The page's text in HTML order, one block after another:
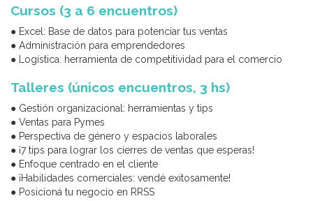
Cursos (3 a 6 encuentros)
● Excel: Base de datos para potenciar tus ventas
● Administración para emprendedores
● Logística: herramienta de competitividad para el comercio
Talleres (únicos encuentros, 3 hs)
● Gestión organizacional: herramientas y tips
● Ventas para Pymes
● Perspectiva de género y espacios laborales
● ¡7 tips para lograr los cierres de ventas que esperas!
● Enfoque centrado en el cliente
● ¡Habilidades comerciales: vendé exitosamente!
● Posicioná tu negocio en RRSS